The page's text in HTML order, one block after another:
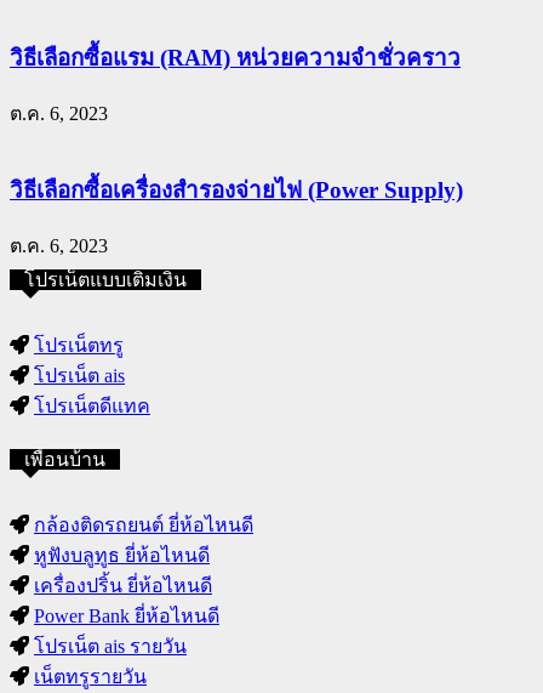
วิธีเลือกซื้อแรม (RAM) หน่วยความจำชั่วคราว
ต.ค. 6, 2023
วิธีเลือกซื้อเครื่องสำรองจ่ายไฟ (Power Supply)
ต.ค. 6, 2023
โปรเน็ตแบบเติมเงิน
โปรเน็ตทรู
โปรเน็ต ais
โปรเน็ตดีแทค
เพื่อนบ้าน
กล้องติดรถยนต์ ยี่ห้อไหนดี
หูฟังบลูทูธ ยี่ห้อไหนดี
เครื่องปริ้น ยี่ห้อไหนดี
Power Bank ยี่ห้อไหนดี
โปรเน็ต ais รายวัน
เน็ตทรูรายวัน